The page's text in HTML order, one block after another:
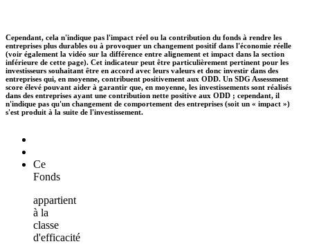
Cependant, cela n'indique pas l'impact réel ou la contribution du fonds à rendre les
entreprises plus durables ou à provoquer un changement positif dans l'économie réelle
(voir également la vidéo sur la différence entre alignement et impact dans la section
inférieure de cette page). Cet indicateur peut être particulièrement pertinent pour les
investisseurs souhaitant être en accord avec leurs valeurs et donc investir dans des
entreprises qui, en moyenne, contribuent positivement aux ODD. Un SDG Assessment
score élevé pouvant aider à garantir que, en moyenne, les investissements sont réalisés
dans des entreprises ayant une contribution nette positive aux ODD ; cependant, il
n'indique pas qu'un changement de comportement des entreprises (soit un « impact »)
s'est produit à la suite de l'investissement.
Ce
Fonds
appartient
à la
classe
d'efficacité